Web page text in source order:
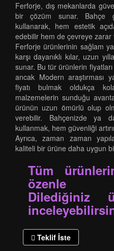
Ferforje, dış mekanlarda
bir çözüm sunar. Bahçe
kullanarak, hem estetik
edebilir hem de çevreye zarar
Ferforje ürünlerinin sağlam
karşı dayanıklı kılar, uzun
sunar. Bu tür ürünlerin
ancak Modern araştırması
fiyatı bulmak oldukça
malzemelerin sunduğu
ürünün uzun ömürlü olup
verebilir. Bahçenizde ya
kullanmak, hem güvenliği
Ayrıca, zaman zaman
kaliteli bir ürüne daha uygun
Tüm
özenle
Dilediğiniz
Teklif İste